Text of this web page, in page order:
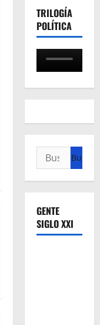
TRILOGÍA
POLÍTICA
Buscar:
GENTE
SIGLO XXI